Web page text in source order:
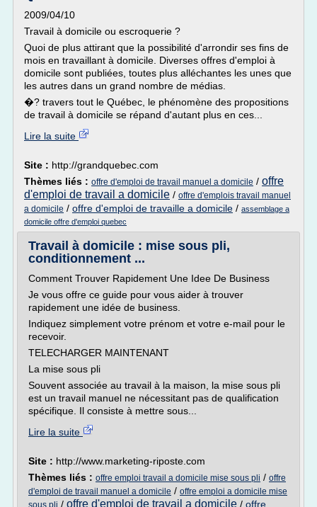
2009/04/10
Travail à domicile ou escroquerie ?
Quoi de plus attirant que la possibilité d'arrondir ses fins de
mois en travaillant à domicile. Diverses offres d'emploi à
domicile sont publiées, toutes plus alléchantes les unes que
les autres dans un grand nombre de médias.
�? travers tout le Québec, le phénomène des propositions
de travail à domicile se répand d'autant plus en ces...
Lire la suite
Site : http://grandquebec.com
Thèmes liés : offre d'emploi de travail manuel a domicile / offre
d'emploi de travail a domicile / offre d'emplois travail manuel
a domicile / offre d'emploi de travaille a domicile / assemblage a
domicile offre d'emploi quebec
Travail à domicile : mise sous pli,
conditionnement ...
Comment Trouver Rapidement Une Idee De Business
Je vous offre ce guide pour vous aider à trouver
rapidement une idée de business.
Indiquez simplement votre prénom et votre e-mail pour le
recevoir.
TELECHARGER MAINTENANT
La mise sous pli
Souvent associée au travail à la maison, la mise sous pli
est un travail manuel ne nécessitant pas de qualification
spécifique. Il consiste à mettre sous...
Lire la suite
Site : http://www.marketing-riposte.com
Thèmes liés : offre emploi travail a domicile mise sous pli / offre
d'emploi de travail manuel a domicile / offre emploi a domicile mise
sous pli / offre d'emploi de travail a domicile / offre